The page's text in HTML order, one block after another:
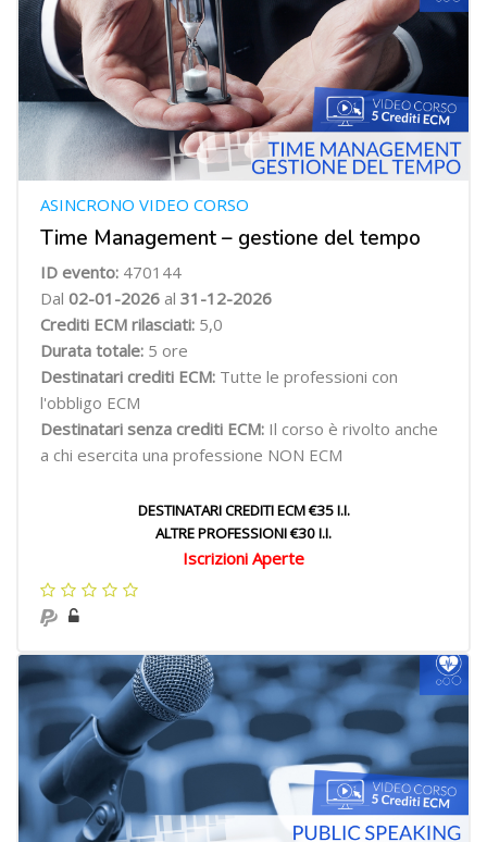
Time Management – gestione del tempo
ASINCRONO VIDEO CORSO
ID evento: 470144
Dal 02-01-2026 al 31-12-2026
Crediti ECM rilasciati: 5,0
Durata totale: 5 ore
Destinatari crediti ECM: Tutte le professioni con
l'obbligo ECM
Destinatari senza crediti ECM: Il corso è rivolto anche
a chi esercita una professione NON ECM
DESTINATARI CREDITI ECM €35 I.I.
ALTRE PROFESSIONI €30 I.I.
Iscrizioni Aperte